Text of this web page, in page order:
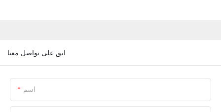
ابق على تواصل معنا
اسم